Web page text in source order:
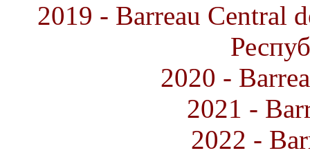
2019 - Barreau Central
2020 -
2021 -
2022 -